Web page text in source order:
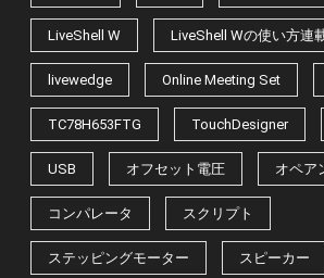
LiveShell W LiveShell Wの使い方連
livewedge Online Meeting Set
TC78H653FTG TouchDesigner
USB オフセット電圧 オペア
コンパレータ スクリプト
ステッピングモーター スピーカー